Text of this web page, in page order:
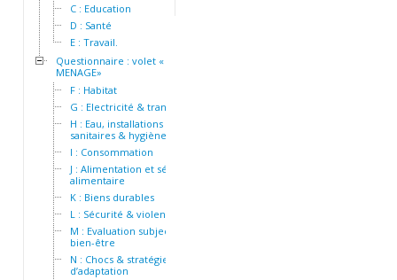
C : Education
D : Santé
E : Travail.
Questionnaire : volet «
MENAGE»
F : Habitat
G : Electricité & transport
H : Eau, installations
sanitaires & hygiène
I : Consommation
J : Alimentation et sécurité
alimentaire
K : Biens durables
L : Sécurité & violence
M : Evaluation subjective du
bien-être
N : Chocs & stratégies
d’adaptation